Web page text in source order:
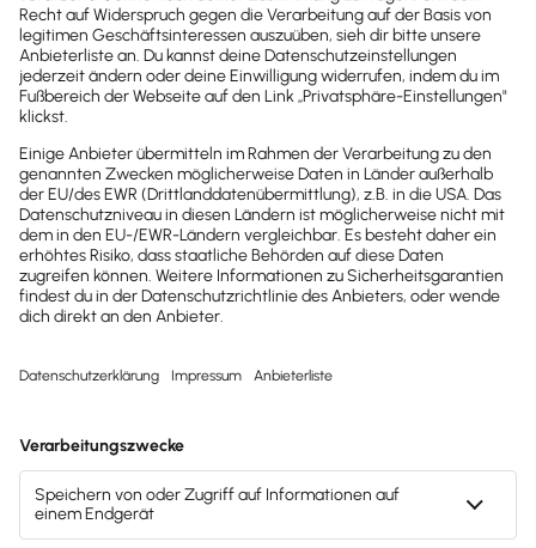
Der Test endet automatisch
Kostenloser Support
Kostenlos testen
Test endet nach 30 Tagen automatisch. Kein
Abo. Kein Newsletter. Mit der Registrierung
und denAGBzu.